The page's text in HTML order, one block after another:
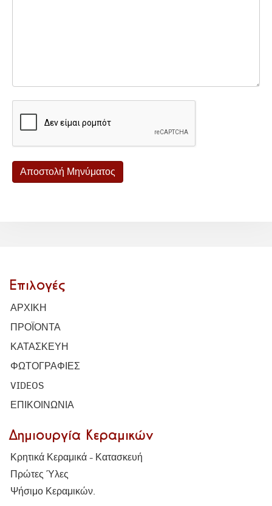
Αποστολή Μηνύματος
Επιλογές
ΑΡΧΙΚΗ
ΠΡΟΪΟΝΤΑ
ΚΑΤΑΣΚΕΥΗ
ΦΩΤΟΓΡΑΦΙΕΣ
VIDEOS
ΕΠΙΚΟΙΝΩΝΙΑ
Δημιουργία Κεραμικών
Κρητικά Κεραμικά - Κατασκευή
Πρώτες Ύλες
Ψήσιμο Κεραμικών.